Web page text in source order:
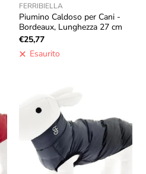
FERRIBIELLA
Piumino Caldoso per Cani -
Bordeaux, Lunghezza 27 cm
€25,77
Esaurito